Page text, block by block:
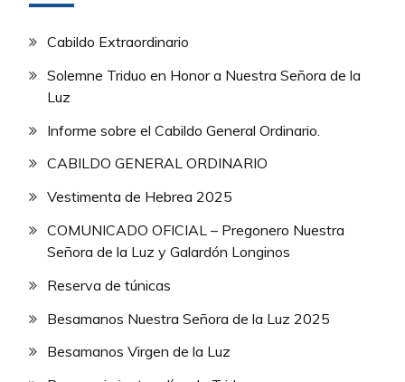
Cabildo Extraordinario
Solemne Triduo en Honor a Nuestra Señora de la
Luz
Informe sobre el Cabildo General Ordinario.
CABILDO GENERAL ORDINARIO
Vestimenta de Hebrea 2025
COMUNICADO OFICIAL – Pregonero Nuestra
Señora de la Luz y Galardón Longinos
Reserva de túnicas
Besamanos Nuestra Señora de la Luz 2025
Besamanos Virgen de la Luz